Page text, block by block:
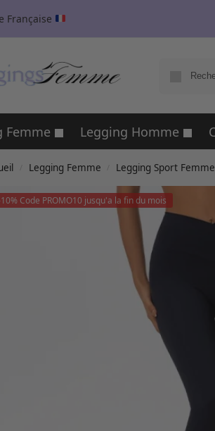
Française
Femme Legging Homme
Legging Femme Legging Sport Femme
Code PROMO10 jusqu'a la fin du mois